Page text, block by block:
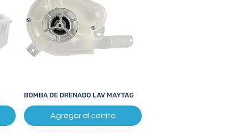
Vista rápida
BOMBA DE DRENADO LAV MAYTAG
Agregar al carrito